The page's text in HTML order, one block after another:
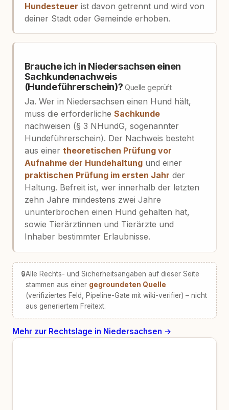
Hundesteuer ist davon getrennt und wird von
deiner Stadt oder Gemeinde erhoben.
Brauche ich in Niedersachsen einen
Sachkundenachweis
(Hundeführerschein)? Quelle geprüft
Ja. Wer in Niedersachsen einen Hund hält,
muss die erforderliche Sachkunde
nachweisen (§ 3 NHundG, sogenannter
Hundeführerschein). Der Nachweis besteht
aus einer theoretischen Prüfung vor
Aufnahme der Hundehaltungund einer
praktischen Prüfung im ersten Jahr der
Haltung. Befreit ist, wer innerhalb der letzten
zehn Jahre mindestens zwei Jahre
ununterbrochen einen Hund gehalten hat,
sowie Tierärztinnen und Tierärzte und
Inhaber bestimmter Erlaubnisse.
🔒Alle Rechts- und Sicherheitsangaben auf dieser Seite
stammen aus einer gegroundeten Quelle
(verifiziertes Feld, Pipeline-Gate mit wiki-verifier) – nicht
aus generiertem Freitext.
Mehr zur Rechtslage in Niedersachsen →